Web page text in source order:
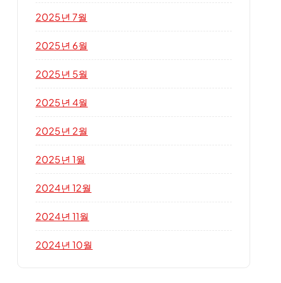
2025년 7월
2025년 6월
2025년 5월
2025년 4월
2025년 2월
2025년 1월
2024년 12월
2024년 11월
2024년 10월